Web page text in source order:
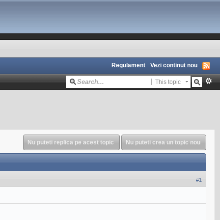
Regulament Vezi continut nou
This topic
Nu puteti crea un topic nou
Nu puteti replica pe acest topic
#1